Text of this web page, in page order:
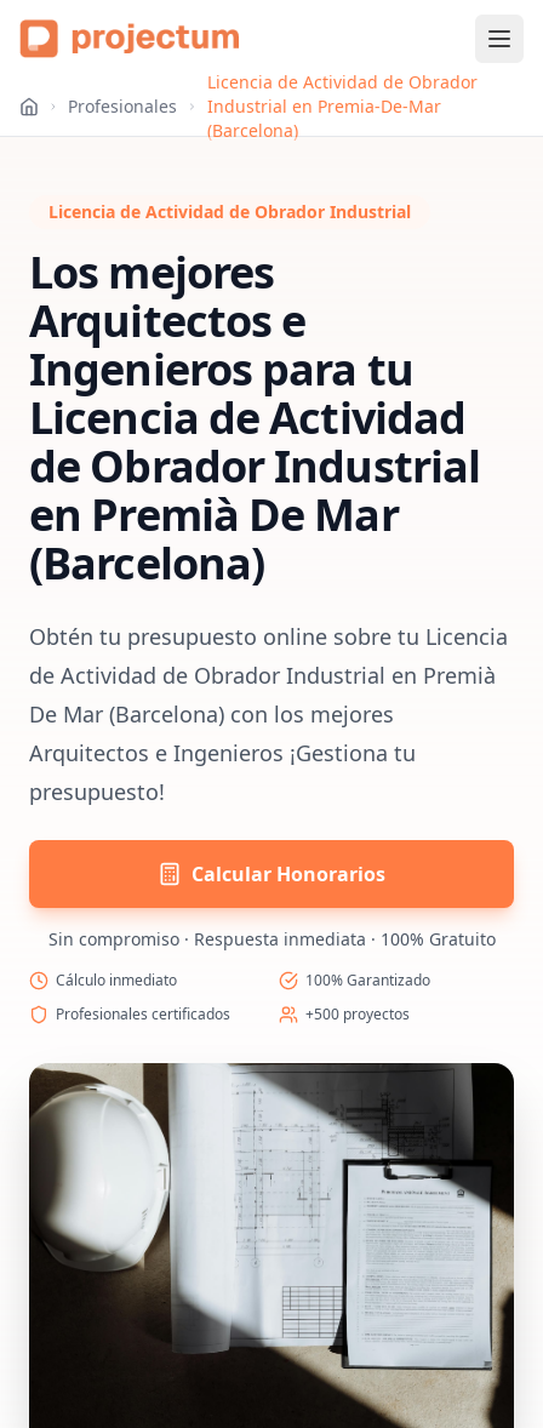
Profesionales
Licencia de Actividad de Obrador
Industrial en Premia-De-Mar
(Barcelona)
Licencia de Actividad de Obrador Industrial
Los mejores
Arquitectos e
Ingenieros para tu
Licencia de Actividad
de Obrador Industrial
en Premià De Mar
(Barcelona)
Obtén tu presupuesto online sobre tu Licencia
de Actividad de Obrador Industrial en Premià
De Mar (Barcelona) con los mejores
Arquitectos e Ingenieros ¡Gestiona tu
presupuesto!
Calcular Honorarios
Sin compromiso · Respuesta inmediata · 100% Gratuito
Cálculo inmediato
100% Garantizado
Profesionales certificados
+500 proyectos